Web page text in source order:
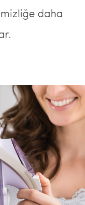
daha